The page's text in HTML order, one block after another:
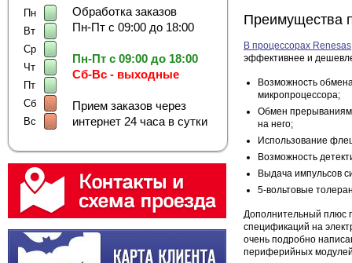
Пн
Вт
Ср
Чт
Пт
Сб
Вс
Обработка заказов
Пн-Пт с 09:00 до 18:00
Пн-Пт с 09:00 до 18:00
Сб-Вс - выходные
Прием заказов через
интернет 24 часа в сутки
Преимущества
В процессорах Renesas
эффективнее и
Возможность
микропроцессора;
Обмен
на него;
Использование
Возможность
Выдача импульсов
5-вольтовые
Дополнительный плюс
спецификаций на
очень подробно
периферийных